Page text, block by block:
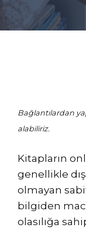
Bağlantılardan
alabiliriz.
Kitapların
genellikle
olmayan
bilgiden
olasılığa